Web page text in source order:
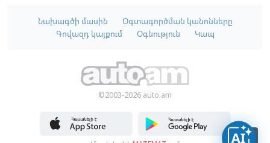
Նախագծի մասին
Օգտագործման կանոնները
Գովազդ կայքում
Օգնություն Կապ
©2003-2026 auto.am